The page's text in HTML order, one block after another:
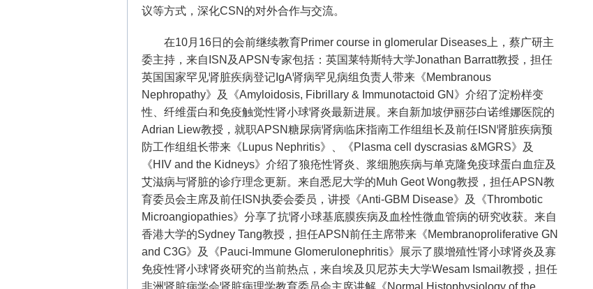
议等方式，深化CSN的对外合作与交流。
在10月16日的会前继续教育Primer course in glomerular Diseases上，蔡广研主
委主持，来自ISN及APSN专家包括：英国莱特斯特大学Jonathan Barratt教授，担任
英国国家罕见肾脏疾病登记IgA肾病罕见病组负责人带来《Membranous
Nephropathy》及《Amyloidosis, Fibrillary & Immunotactoid GN 》 介绍了淀粉样变
性、纤维蛋白和免疫触觉性肾小球肾炎最新进展。来自新加坡伊丽莎白诺维娜医院的
Adrian Liew教授，就职APSN糖尿病肾病临床指南工作组组长及前任ISN肾脏疾病预
防工作组组长带来《Lupus Nephritis》、《Plasma cell dyscrasias &MGRS》及
《HIV and the Kidneys》介绍了狼疮性肾炎、浆细胞疾病与单克隆免疫球蛋白血症及
艾滋病与肾脏的诊疗理念更新。来自悉尼大学的Muh Geot Wong教授，担任APSN教
育委员会主席及前任ISN执委会委员，讲授《Anti-GBM Disease》
及《Thrombotic
Microangiopathies》分享了抗肾小球基底膜疾病及血栓性微血管病的研究收获。来自
香港大学的Sydney Tang教授，担任APSN前任主席带来《Membranoproliferative GN
and C3G》及《Pauci-Immune Glomerulonephritis》展示了膜增殖性肾小球肾炎及寡
免疫性肾小球肾炎研究的当前热点，来自埃及贝尼苏夫大学Wesam Ismail教授，担任
非洲肾脏病学会肾脏病理学教育委员会主席讲解《Normal Histophysiology of the